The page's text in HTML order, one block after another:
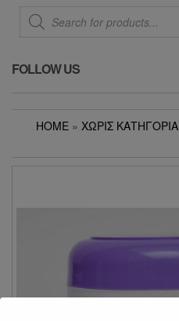
Products
search
FOLLOW US
HOME » ΧΩΡΊΣ ΚΑΤΗΓΟΡΊΑ